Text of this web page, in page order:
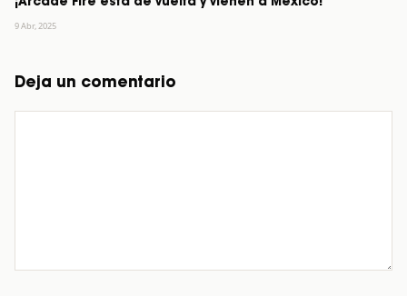
9 Abr, 2025
Deja un comentario